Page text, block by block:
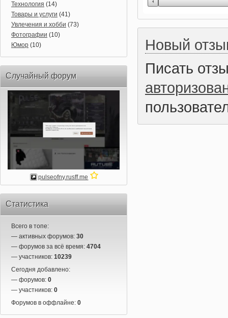
Технология (14)
Товары и услуги (41)
Увлечения и хобби (73)
Фотографии (10)
Юмор (10)
Случайный форум
pulseofny.rusff.me
Статистика
Всего в топе:
— активных форумов: 30
— форумов за всё время: 4704
— участников: 10239
Сегодня добавлено:
— форумов: 0
— участников: 0
Форумов в оффлайне: 0
Новый
Писать